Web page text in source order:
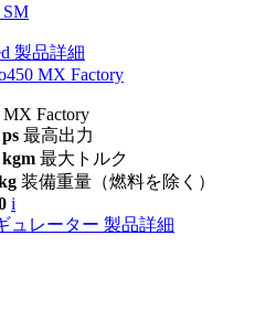
SM
製品詳細
MX Factory
MX Factory
最高出力
kgm 最大トルク
装備重量（燃料を除く）
i
ュレーター 製品詳細